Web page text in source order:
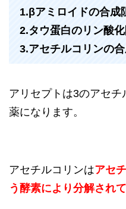
1.βアミロイドの合成
2.タウ蛋白のリン酸
3.アセチルコリンの
アリセプトは3のアセ
薬になります。
アセチルコリンはアセ
う酵素により分解され